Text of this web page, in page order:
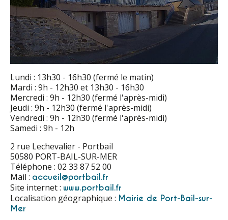
Lundi : 13h30 - 16h30 (fermé le matin)
Mardi : 9h - 12h30 et 13h30 - 16h30
Mercredi : 9h - 12h30 (fermé l'après-midi)
Jeudi : 9h - 12h30 (fermé l'après-midi)
Vendredi : 9h - 12h30 (fermé l'après-midi)
Samedi : 9h - 12h
2 rue Lechevalier - Portbail
50580 PORT-BAIL-SUR-MER
Téléphone : 02 33 87 52 00
Mail : accueil@portbail.fr
Site internet : www.portbail.fr
Localisation géographique : Mairie de Port-Bail-sur-
Mer